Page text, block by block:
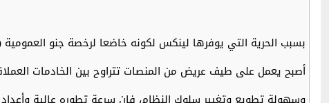
أصبح يعمل على طيف عريض من المنصات تتراوح بين الخادمات